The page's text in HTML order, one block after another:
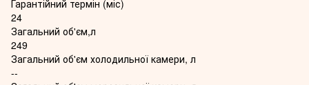
Гарантійний термін (міс)
24
Загальний об'єм,л
249
Загальний об'єм холодильної камери, л
--